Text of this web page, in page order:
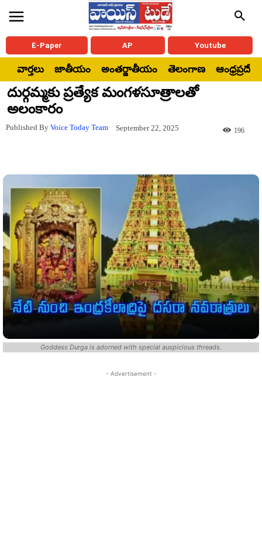
E-Paper AP Youtube
వార్తలు జాతీయం అంతర్జాతీయం తెలంగాణ ఆంధ్రప్రదేశ్
దుర్గమ్మకు ప్రత్యేక మంగళసూత్రాలతో
అలంకారం
Published By Voice Today Team September 22, 2025 196
Goddess Durga is adorned with special auspicious threads.
- Advertisement -